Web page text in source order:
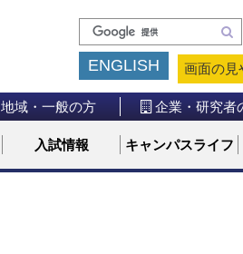
ENGLISH 画面の見
地域・一般の方 企業・研究者
入試情報 キャンパスライフ